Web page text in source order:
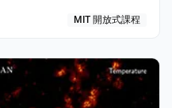
MIT 開放式課程